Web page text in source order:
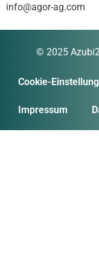
info@agor-ag.com
© 2025
Cookie-
Impressum